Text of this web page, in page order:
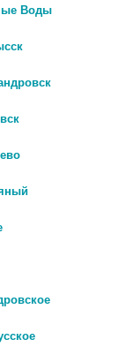
Воды